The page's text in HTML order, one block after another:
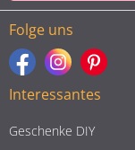
Folge uns
Interessantes
Geschenke DIY